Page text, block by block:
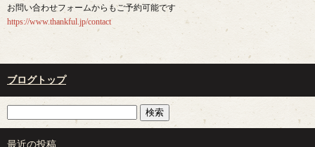
お問い合わせフォームからもご予約可能です
https://www.thankful.jp/contact
ブログトップ
最近の投稿